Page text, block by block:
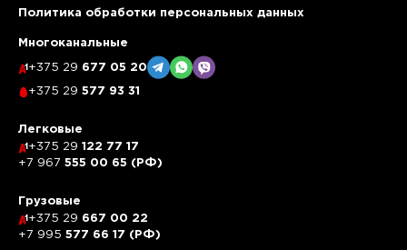
Политика обработки персональных данных
Многоканальные
+375 29 677 05 20
+375 29 577 93 31
Легковые
+375 29 122 77 17
+7 967 555 00 65 (РФ)
Грузовые
+375 29 667 00 22
+7 995 577 66 17 (РФ)